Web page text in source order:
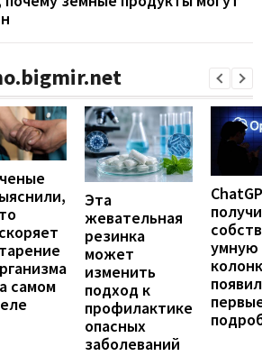
самом
Эта
жевательная
резинка
может
изменить
подход к
профилактике
опасных
заболеваний
умную